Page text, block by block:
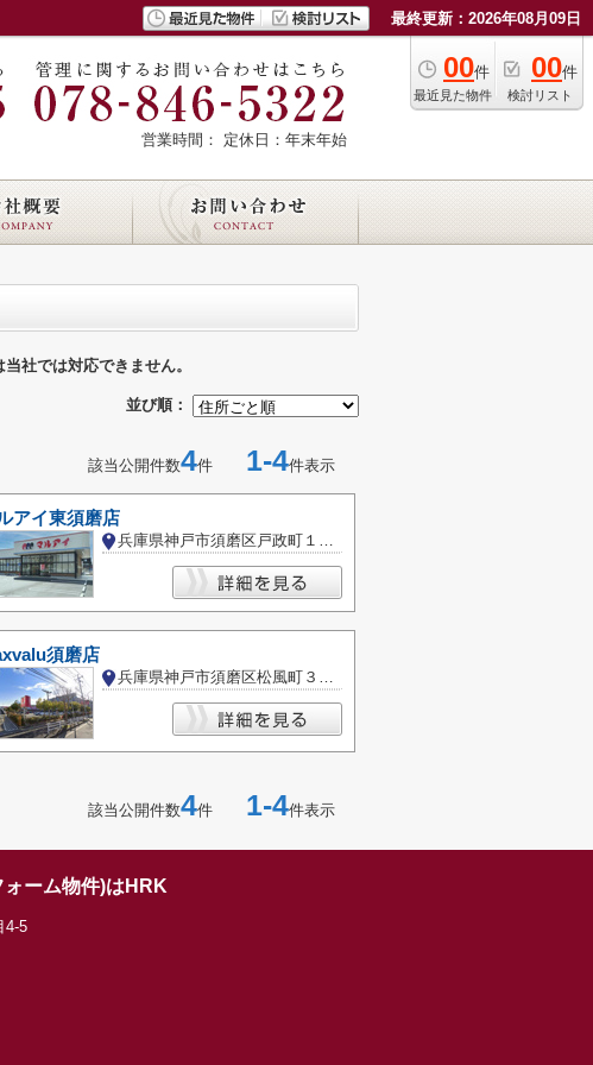
最終更新：2026年08月09日
00件
最近見た物件
00件
検討リスト
営業時間： 定休日：年末年始
社では対応できません。
並び順：
該当公開件数4件 1-4件表示
アイ東須磨店
兵庫県神戸市須磨区戸政町１丁目
須磨店
兵庫県神戸市須磨区松風町３丁目
該当公開件数4件 1-4件表示
ーム物件)はHRK
4-5